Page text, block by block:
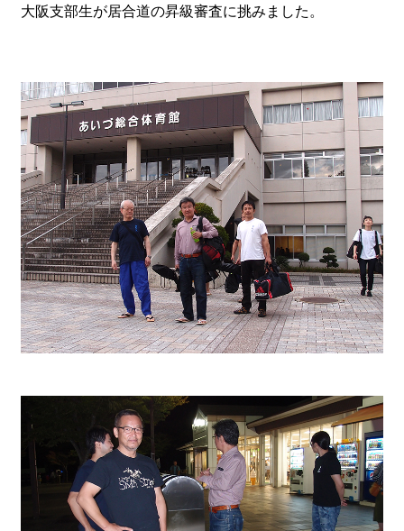
大阪支部生が居合道の昇級審査に挑みました。